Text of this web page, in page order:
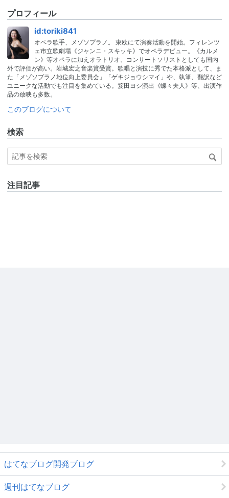
プロフィール
id:toriki841
オペラ歌手、メゾソプラノ。 東欧にて演奏活動を開始。フィレンツ
ェ市立歌劇場《ジャンニ・スキッキ》でオペラデビュー。《カルメ
ン》等オペラに加えオラトリオ、コンサートソリストとしても国内
外で評価が高い。岩城宏之音楽賞受賞。歌唱と演技に秀でた本格派として、ま
た「メゾソプラノ地位向上委員会」「ゲキジョウシマイ」や、執筆、翻訳など
ユニークな活動でも注目を集めている。笈田ヨシ演出《蝶々夫人》等、出演作
品の放映も多数。
このブログについて
検索
注目記事
はてなブログ開発ブログ
週刊はてなブログ